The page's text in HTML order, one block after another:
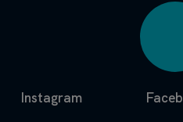
Instagram